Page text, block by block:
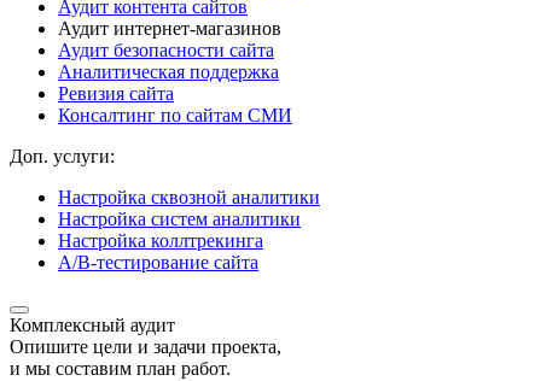
Аудит контента сайтов
Аудит интернет-магазинов
Аудит безопасности сайта
Аналитическая поддержка
Ревизия сайта
Консалтинг по сайтам СМИ
Доп. услуги:
Настройка сквозной аналитики
Настройка систем аналитики
Настройка коллтрекинга
A/B-тестирование сайта
Комплексный аудит
Опишите цели и задачи проекта,
и мы составим план работ.